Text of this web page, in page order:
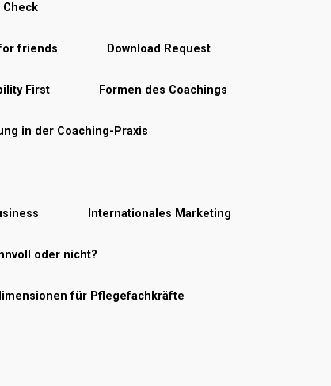
Check
friends Download Request
First Formen des Coachings
in der Coaching-Praxis
Internationales Marketing
oder nicht?
für Pflegefachkräfte